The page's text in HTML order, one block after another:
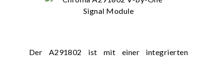
Der A291802 ist mit einer integrierten